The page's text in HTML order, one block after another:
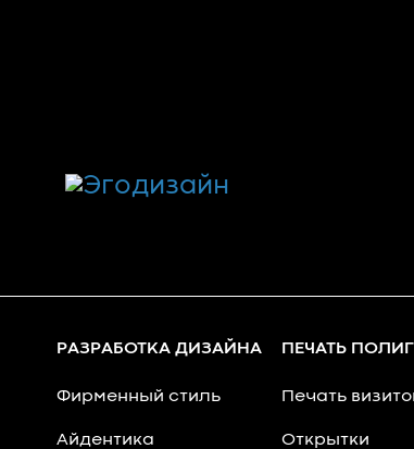
РАЗРАБОТКА ДИЗАЙНА
Фирменный стиль
Айдентика
ПЕЧАТЬ
Печать
Открытки